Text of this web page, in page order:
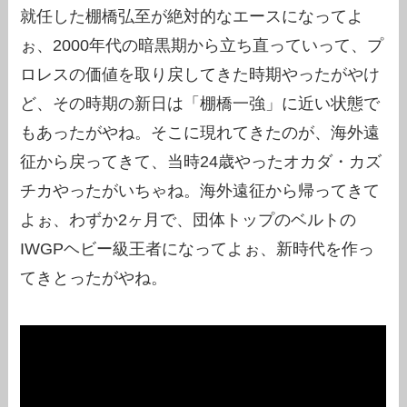
就任した棚橋弘至が絶対的なエースになってよ
ぉ、2000年代の暗黒期から立ち直っていって、プ
ロレスの価値を取り戻してきた時期やったがやけ
ど、その時期の新日は「棚橋一強」に近い状態で
もあったがやね。そこに現れてきたのが、海外遠
征から戻ってきて、当時24歳やったオカダ・カズ
チカやったがいちゃね。海外遠征から帰ってきて
よぉ、わずか2ヶ月で、団体トップのベルトの
IWGPヘビー級王者になってよぉ、新時代を作っ
てきとったがやね。